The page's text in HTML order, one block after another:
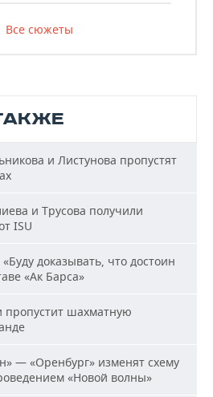
Все сюжеты
и Листунова пропустят
и Трусова получили
ISU
доказывать, что достоин
«Ак Барса»
пропустит шахматную
— «Оренбург» изменят схему
«Новой волны»